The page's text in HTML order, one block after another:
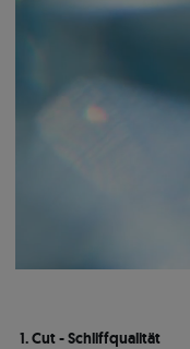
1. Cut - Schliffqualität